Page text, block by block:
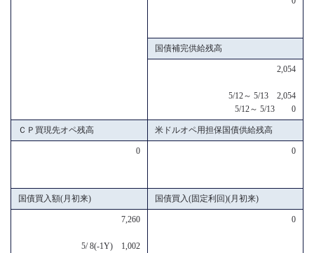
国債補完供給残高
2,054
5/12～ 5/13 2,054
5/12～ 5/13 0
ＣＰ買現先オペ残高 米ドルオペ用担保国債供給残高
0 0
国債買入額(月初来) 国債買入(固定利回)(月初来)
7,260
5/ 8(-1Y) 1,002
0